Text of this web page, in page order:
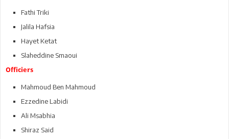
Fathi Triki
Jalila Hafsia
Hayet Ketat
Slaheddine Smaoui
Officiers
Mahmoud Ben Mahmoud
Ezzedine Labidi
Ali Msabhia
Shiraz Said